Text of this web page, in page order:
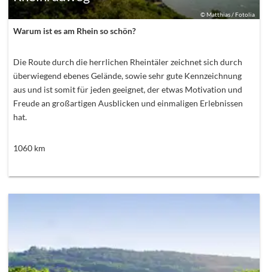
© Matthias / Fotolia
Warum ist es am Rhein so schön?
Die Route durch die herrlichen Rheintäler zeichnet sich durch
überwiegend ebenes Gelände, sowie sehr gute Kennzeichnung
aus und ist somit für jeden geeignet, der etwas Motivation und
Freude an großartigen Ausblicken und einmaligen Erlebnissen
hat.
1060km